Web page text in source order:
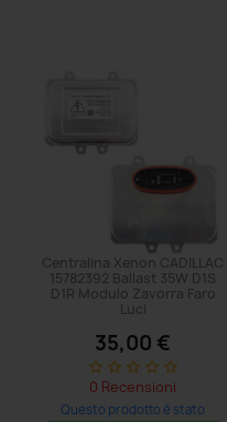
Centralina Xenon CADILLAC
15782392 Ballast 35W D1S
D1R Modulo Zavorra Faro
Luci
35,00 €
star_border star_border star_border star_border star_border
0 Recensioni
Questo prodotto è stato